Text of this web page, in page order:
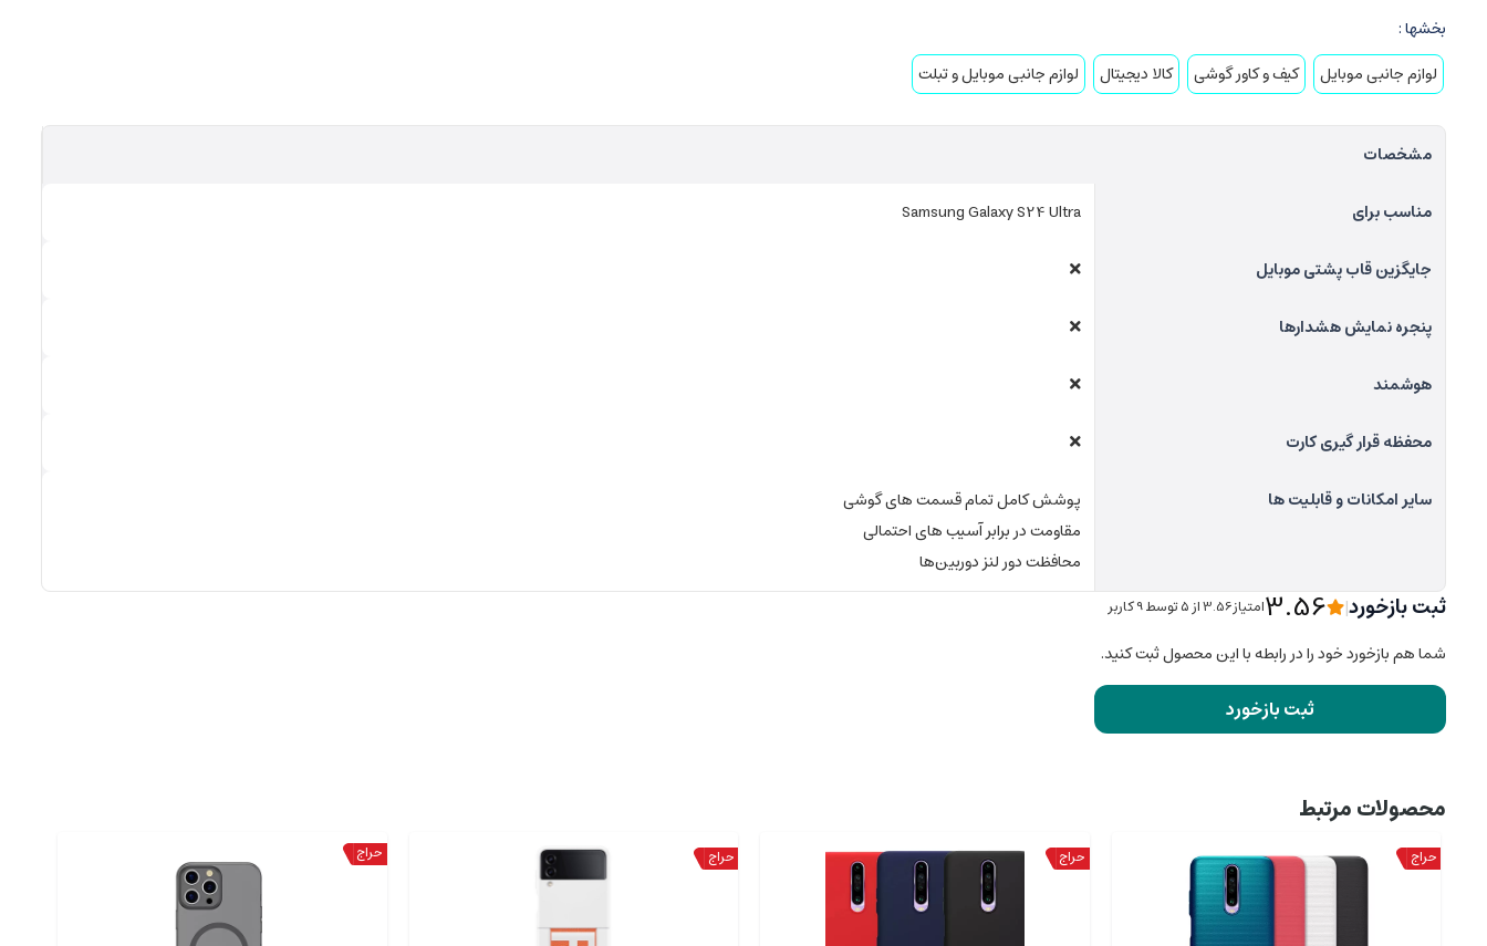
بخشها :
لوازم جانبی موبایل
کیف و کاور گوشی کالا دیجیتال لوازم جانبی موبایل و تبلت
مشخصات
مناسب برای Samsung Galaxy S24 Ultra
جایگزین قاب پشتی موبایل
پنجره نمایش هشدارها
هوشمند
محفظه قرار گیری کارت
سایر امکانات و قابلیت ها
پوشش کامل تمام قسمت های گوشی
مقاومت در برابر آسیب های احتمالی
محافظت دور لنز دوربین‌ها
ثبت بازخورد|
3.56امتیاز3.56 از ۵ توسط 9 کاربر
شما هم بازخورد خود را در رابطه با این محصول ثبت کنید.
ثبت بازخورد
محصولات مرتبط